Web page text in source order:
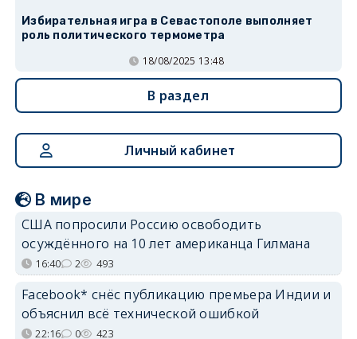
Избирательная игра в Севастополе выполняет
роль политического термометра
18/08/2025 13:48
В раздел
Личный кабинет
В мире
США попросили Россию освободить
осуждённого на 10 лет американца Гилмана
16:40 2 493
Facebook* снёс публикацию премьера Индии и
объяснил всё технической ошибкой
22:16 0 423